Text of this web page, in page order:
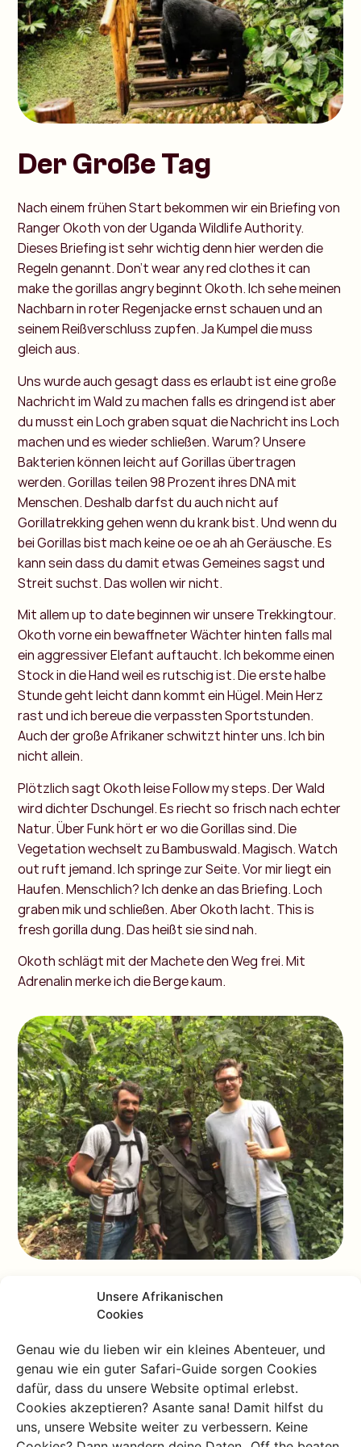
Unsere Afrikanischen
Cookies
Genau wie du lieben wir ein kleines Abenteuer, und
genau wie ein guter Safari-Guide sorgen Cookies
dafür, dass du unsere Website optimal erlebst.
Cookies akzeptieren? Asante sana! Damit hilfst du
uns, unsere Website weiter zu verbessern. Keine
Der Große Tag
Nach einem frühen Start bekommen wir ein Briefing von
Ranger Okoth von der Uganda Wildlife Authority.
Dieses Briefing ist sehr wichtig denn hier werden die
Regeln genannt. Don’t wear any red clothes it can
make the gorillas angry beginnt Okoth. Ich sehe meinen
Nachbarn in roter Regenjacke ernst schauen und an
seinem Reißverschluss zupfen. Ja Kumpel die muss
gleich aus.
Uns wurde auch gesagt dass es erlaubt ist eine große
Nachricht im Wald zu machen falls es dringend ist aber
du musst ein Loch graben squat die Nachricht ins Loch
machen und es wieder schließen. Warum? Unsere
Bakterien können leicht auf Gorillas übertragen
werden. Gorillas teilen 98 Prozent ihres DNA mit
Menschen. Deshalb darfst du auch nicht auf
Gorillatrekking gehen wenn du krank bist. Und wenn du
bei Gorillas bist mach keine oe oe ah ah Geräusche. Es
kann sein dass du damit etwas Gemeines sagst und
Streit suchst. Das wollen wir nicht.
Mit allem up to date beginnen wir unsere Trekkingtour.
Okoth vorne ein bewaffneter Wächter hinten falls mal
ein aggressiver Elefant auftaucht. Ich bekomme einen
Stock in die Hand weil es rutschig ist. Die erste halbe
Stunde geht leicht dann kommt ein Hügel. Mein Herz
rast und ich bereue die verpassten Sportstunden.
Auch der große Afrikaner schwitzt hinter uns. Ich bin
nicht allein.
Plötzlich sagt Okoth leise Follow my steps. Der Wald
wird dichter Dschungel. Es riecht so frisch nach echter
Natur. Über Funk hört er wo die Gorillas sind. Die
Vegetation wechselt zu Bambuswald. Magisch. Watch
out ruft jemand. Ich springe zur Seite. Vor mir liegt ein
Haufen. Menschlich? Ich denke an das Briefing. Loch
graben mik und schließen. Aber Okoth lacht. This is
fresh gorilla dung. Das heißt sie sind nah.
Okoth schlägt mit der Machete den Weg frei. Mit
Adrenalin merke ich die Berge kaum.
Auge in Auge
Be quiet wird geflüstert. Es ist still. Ich höre Gorillas.
Minuten später sehe ich ihn. Ein riesiger Silberrücken
sitzt da und kaut Bambus. Sein Name ist Mark neben
ihm das Weibchen Nyiramwiza. Wir stehen nur neun
Meter entfernt.